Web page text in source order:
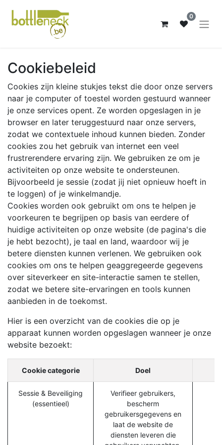
0
Cookiebeleid
Cookies zijn kleine stukjes tekst die door onze servers
naar je computer of toestel worden gestuurd wanneer
je onze services opent. Ze worden opgeslagen in je
browser en later teruggestuurd naar onze servers,
zodat we contextuele inhoud kunnen bieden. Zonder
cookies zou het gebruik van internet een veel
frustrerendere ervaring zijn. We gebruiken ze om je
activiteiten op onze website te ondersteunen.
Bijvoorbeeld je sessie (zodat jij niet opnieuw hoeft in
te loggen) of je winkelmandje.
Cookies worden ook gebruikt om ons te helpen je
voorkeuren te begrijpen op basis van eerdere of
huidige activiteiten op onze website (de pagina's die
je hebt bezocht), je taal en land, waardoor wij je
betere diensten kunnen verlenen. We gebruiken ook
cookies om ons te helpen geaggregeerde gegevens
over siteverkeer en site-interactie samen te stellen,
zodat we betere site-ervaringen en tools kunnen
aanbieden in de toekomst.
Hier is een overzicht van de cookies die op je
apparaat kunnen worden opgeslagen wanneer je onze
website bezoekt:
Cookie categorie Doel
Sessie & Beveiliging
(essentieel)
Verifieer gebruikers,
bescherm
gebruikersgegevens en
laat de website de
diensten leveren die